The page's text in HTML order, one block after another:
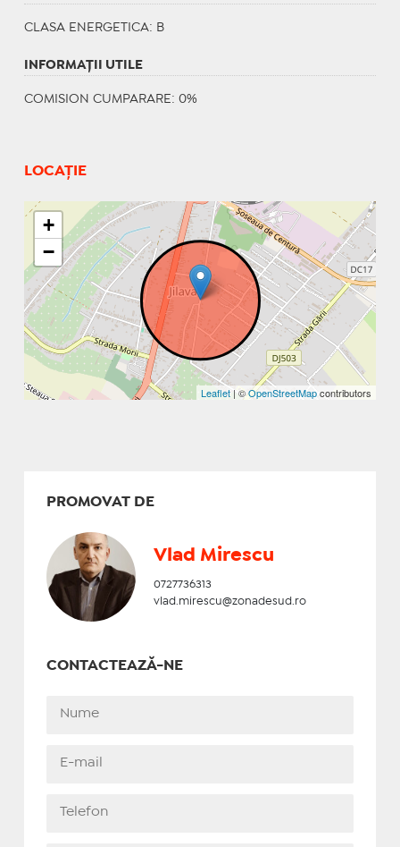
CLASA ENERGETICA: B
INFORMAŢII UTILE
COMISION CUMPARARE: 0%
LOCAȚIE
+
−
Leaflet | ©OpenStreetMapcontributors
PROMOVAT DE
Vlad Mirescu
0727736313
vlad.mirescu@zonadesud.ro
CONTACTEAZĂ-NE